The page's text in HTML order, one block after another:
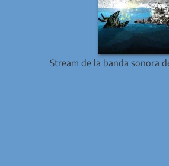
Stream de la banda sonora